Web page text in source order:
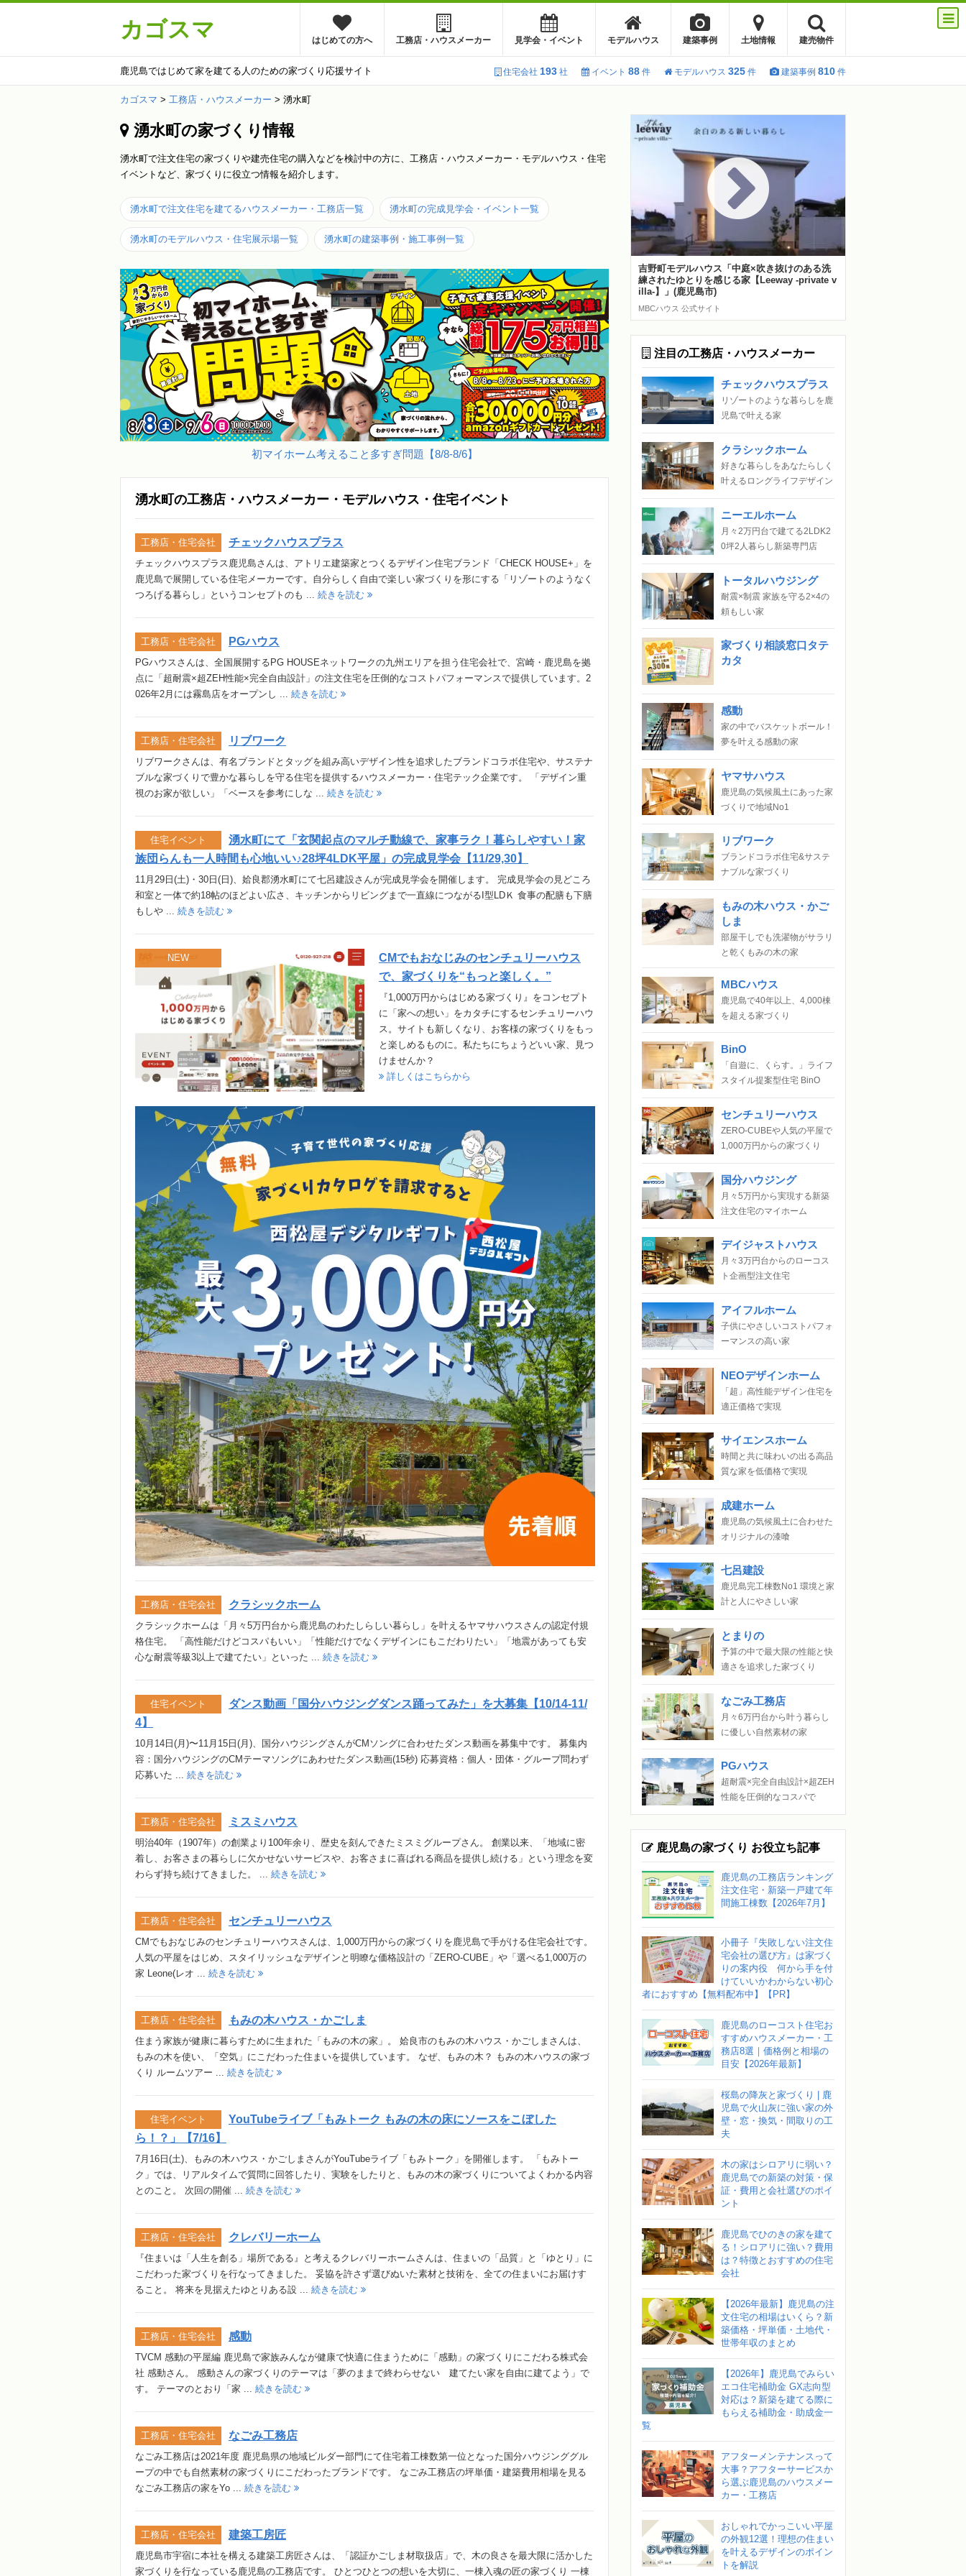
カゴスマ はじめての方へ 工務店・ハウスメーカー 見学会・イベント モデルハウス 建築事例 土地情報 建売物件
鹿児島ではじめて家を建てる人のための家づくり応援サイト 住宅会社 193 社 イベント 88 件 モデルハウス 325 件 建築事例 810 件
カゴスマ > 工務店・ハウスメーカー > 湧水町
湧水町の家づくり情報
湧水町で注文住宅の家づくりや建売住宅の購入などを検討中の方に、工務店・ハウスメーカー・モデルハウス・住宅
イベントなど、家づくりに役立つ情報を紹介します。
湧水町で注文住宅を建てるハウスメーカー・工務店一覧 湧水町の完成見学会・イベント一覧
湧水町のモデルハウス・住宅展示場一覧 湧水町の建築事例・施工事例一覧
初マイホーム考えること多すぎ問題【8/8-8/6】
湧水町の工務店・ハウスメーカー・モデルハウス・住宅イベント
チェックハウスプラス
チェックハウスプラス鹿児島さんは、アトリエ建築家とつくるデザイン住宅ブランド「CHECK HOUSE+」を
鹿児島で展開している住宅メーカーです。自分らしく自由で楽しい家づくりを形にする「リゾートのようなく
つろげる暮らし」というコンセプトのも ... 続きを読む
工務店・住宅会社
PGハウス
PGハウスさんは、全国展開するPG HOUSEネットワークの九州エリアを担う住宅会社で、宮崎・鹿児島を拠
点に「超耐震×超ZEH性能×完全自由設計」の注文住宅を圧倒的なコストパフォーマンスで提供しています。2
026年2月には霧島店をオープンし ... 続きを読む
工務店・住宅会社
リブワーク
リブワークさんは、有名ブランドとタッグを組み高いデザイン性を追求したブランドコラボ住宅や、サステナ
ブルな家づくりで豊かな暮らしを守る住宅を提供するハウスメーカー・住宅テック企業です。 「デザイン重
視のお家が欲しい」「ベースを参考にしな ... 続きを読む
工務店・住宅会社
湧水町にて「玄関起点のマルチ動線で、家事ラク！暮らしやすい！家
族団らんも一人時間も心地いい♪28坪4LDK平屋」の完成見学会【11/29,30】
11月29日(土)・30日(日)、姶良郡湧水町にて七呂建設さんが完成見学会を開催します。 完成見学会の見どころ
和室と一体で約18帖のほどよい広さ、キッチンからリビングまで一直線につながるI型LDＫ 食事の配膳も下膳
もしや ... 続きを読む
住宅イベント
CMでもおなじみのセンチュリーハウス
で、家づくりを“もっと楽しく。”
『1,000万円からはじめる家づくり』をコンセプト
に「家への想い」をカタチにするセンチュリーハウ
ス。サイトも新しくなり、お客様の家づくりをもっ
と楽しめるものに。私たちにちょうどいい家、見つ
けませんか？
詳しくはこちらから
NEW
クラシックホーム
クラシックホームは「月々5万円台から鹿児島のわたしらしい暮らし」を叶えるヤマサハウスさんの認定付規
格住宅。 「高性能だけどコスパもいい」「性能だけでなくデザインにもこだわりたい」「地震があっても安
心な耐震等級3以上で建てたい」といった ... 続きを読む
工務店・住宅会社
ダンス動画「国分ハウジングダンス踊ってみた」を大募集【10/14-11/
4】
10月14日(月)〜11月15日(月)、国分ハウジングさんがCMソングに合わせたダンス動画を募集中です。 募集内
容：国分ハウジングのCMテーマソングにあわせたダンス動画(15秒) 応募資格：個人・団体・グループ問わず
応募いた ... 続きを読む
住宅イベント
ミスミハウス
明治40年（1907年）の創業より100年余り、歴史を刻んできたミスミグループさん。 創業以来、「地域に密
着し、お客さまの暮らしに欠かせないサービスや、お客さまに喜ばれる商品を提供し続ける」という理念を変
わらず持ち続けてきました。 ... 続きを読む
工務店・住宅会社
センチュリーハウス
CMでもおなじみのセンチュリーハウスさんは、1,000万円からの家づくりを鹿児島で手がける住宅会社です。
人気の平屋をはじめ、スタイリッシュなデザインと明瞭な価格設計の「ZERO-CUBE」や「選べる1,000万の
家 Leone(レオ ... 続きを読む
工務店・住宅会社
もみの木ハウス・かごしま
住まう家族が健康に暮らすために生まれた「もみの木の家」。 姶良市のもみの木ハウス・かごしまさんは、
もみの木を使い、「空気」にこだわった住まいを提供しています。 なぜ、もみの木？ もみの木ハウスの家づ
くり ルームツアー ... 続きを読む
工務店・住宅会社
YouTubeライブ「もみトーク もみの木の床にソースをこぼした
ら！？」【7/16】
7月16日(土)、もみの木ハウス・かごしまさんがYouTubeライブ「もみトーク」を開催します。 「もみトー
ク」では、リアルタイムで質問に回答したり、実験をしたりと、もみの木の家づくりについてよくわかる内容
とのこと。 次回の開催 ... 続きを読む
住宅イベント
クレバリーホーム
『住まいは「人生を創る」場所である』と考えるクレバリーホームさんは、住まいの「品質」と「ゆとり」に
こだわった家づくりを行なってきました。 妥協を許さず選びぬいた素材と技術を、全ての住まいにお届けす
ること。 将来を見据えたゆとりある設 ... 続きを読む
工務店・住宅会社
感動
TVCM 感動の平屋編 鹿児島で家族みんなが健康で快適に住まうために「感動」の家づくりにこだわる株式会
社 感動さん。 感動さんの家づくりのテーマは「夢のままで終わらせない 建てたい家を自由に建てよう」で
す。 テーマのとおり「家 ... 続きを読む
工務店・住宅会社
なごみ工務店
なごみ工務店は2021年度 鹿児島県の地域ビルダー部門にて住宅着工棟数第一位となった国分ハウジンググル
ープの中でも自然素材の家づくりにこだわったブランドです。 なごみ工務店の坪単価・建築費用相場を見る
なごみ工務店の家をYo ... 続きを読む
工務店・住宅会社
建築工房匠
鹿児島市宇宿に本社を構える建築工房匠さんは、「認証かごしま材取扱店」で、木の良さを最大限に活かした
家づくりを行なっている鹿児島の工務店です。 ひとつひとつの想いを大切に、一棟入魂の匠の家づくり 一棟
工務店・住宅会社
吉野町モデルハウス「中庭×吹き抜けのある洗
練されたゆとりを感じる家【Leeway -private v
illa-】」(鹿児島市)
MBCハウス 公式サイト
注目の工務店・ハウスメーカー
チェックハウスプラス
リゾートのような暮らしを鹿
児島で叶える家
クラシックホーム
好きな暮らしをあなたらしく
叶えるロングライフデザイン
ニーエルホーム
月々2万円台で建てる2LDK2
0坪2人暮らし新築専門店
トータルハウジング
耐震×制震 家族を守る2×4の
頼もしい家
家づくり相談窓口タテ
カタ
感動
家の中でバスケットボール！
夢を叶える感動の家
ヤマサハウス
鹿児島の気候風土にあった家
づくりで地域No1
リブワーク
ブランドコラボ住宅&サステ
ナブルな家づくり
もみの木ハウス・かご
しま
部屋干しでも洗濯物がサラリ
と乾くもみの木の家
MBCハウス
鹿児島で40年以上、4,000棟
を超える家づくり
BinO
「自遊に、くらす。」ライフ
スタイル提案型住宅 BinO
センチュリーハウス
ZERO-CUBEや人気の平屋で
1,000万円からの家づくり
国分ハウジング
月々5万円から実現する新築
注文住宅のマイホーム
デイジャストハウス
月々3万円台からのローコス
ト企画型注文住宅
アイフルホーム
子供にやさしいコストパフォ
ーマンスの高い家
NEOデザインホーム
「超」高性能デザイン住宅を
適正価格で実現
サイエンスホーム
時間と共に味わいの出る高品
質な家を低価格で実現
成建ホーム
鹿児島の気候風土に合わせた
オリジナルの漆喰
七呂建設
鹿児島完工棟数No1 環境と家
計と人にやさしい家
とまりの
予算の中で最大限の性能と快
適さを追求した家づくり
なごみ工務店
月々6万円台から叶う暮らし
に優しい自然素材の家
PGハウス
超耐震×完全自由設計×超ZEH
性能を圧倒的なコスパで
鹿児島の家づくり お役立ち記事
鹿児島の工務店ランキング
注文住宅・新築一戸建て年
間施工棟数【2026年7月】
小冊子『失敗しない注文住
宅会社の選び方』は家づく
りの案内役 何から手を付
けていいかわからない初心
者におすすめ【無料配布中】【PR】
鹿児島のローコスト住宅お
すすめハウスメーカー・工
務店8選｜価格例と相場の
目安【2026年最新】
桜島の降灰と家づくり | 鹿
児島で火山灰に強い家の外
壁・窓・換気・間取りの工
夫
木の家はシロアリに弱い？
鹿児島での新築の対策・保
証・費用と会社選びのポイ
ント
鹿児島でひのきの家を建て
る！シロアリに強い？費用
は？特徴とおすすめの住宅
会社
【2026年最新】鹿児島の注
文住宅の相場はいくら？新
築価格・坪単価・土地代・
世帯年収のまとめ
【2026年】鹿児島でみらい
エコ住宅補助金 GX志向型
対応は？新築を建てる際に
もらえる補助金・助成金一
覧
アフターメンテナンスって
大事？アフターサービスか
ら選ぶ鹿児島のハウスメー
カー・工務店
おしゃれでかっこいい平屋
の外観12選！理想の住まい
を叶えるデザインのポイン
トを解説